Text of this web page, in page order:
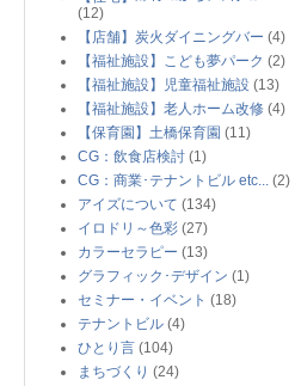
(12)
【店舗】炭火ダイニングバー (4)
【福祉施設】こども夢パーク (2)
【福祉施設】児童福祉施設 (13)
【福祉施設】老人ホーム改修 (4)
【保育園】土橋保育園 (11)
CG：飲食店検討 (1)
CG：商業･テナントビル etc... (2)
アイズについて (134)
イロドリ～色彩 (27)
カラーセラピー (13)
グラフィック･デザイン (1)
セミナー・イベント (18)
テナントビル (4)
ひとり言 (104)
まちづくり (24)